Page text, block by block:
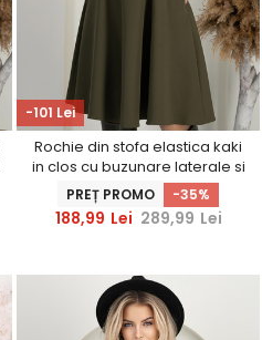
-101 Lei
Rochie din stofa elastica kaki
in clos cu buzunare laterale si
accesoriu tip curea -
StarShinerS
PREȚ PROMO -35%
188,99 Lei 289,99 Lei